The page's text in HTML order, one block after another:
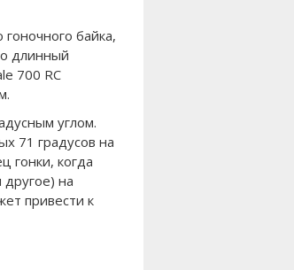
байка,
длинный
700 RC
углом.
71 градусов на
гонки, когда
на
привести к